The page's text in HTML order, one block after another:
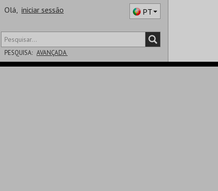
Olá, iniciar sessão PT
PESQUISA: AVANÇADA